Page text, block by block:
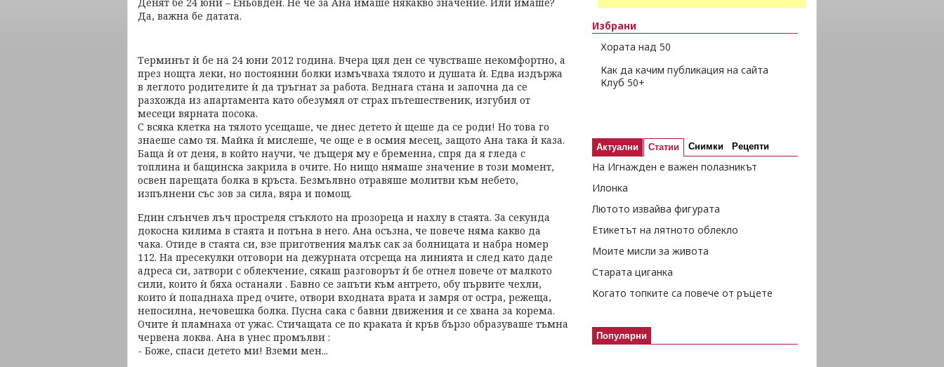
Да, важна бе датата.
Терминът ѝ бе на 24 юни 2012 година. Вчера цял ден се чувстваше некомфортно, а
през нощта леки, но постоянни болки измъчваха тялото и душата ѝ. Едва издържа
в леглото родителите ѝ да тръгнат за работа. Веднага стана и започна да се
разхожда из апартамента като обезумял от страх пътешественик, изгубил от
месеци вярната посока.
С всяка клетка на тялото усещаше, че днес детето ѝ щеше да се роди! Но това го
знаеше само тя. Майка ѝ мислеше, че още е в осмия месец, защото Ана така ѝ каза.
Баща ѝ от деня, в който научи, че дъщеря му е бременна, спря да я гледа с
топлина и бащинска закрила в очите. Но нищо нямаше значение в този момент,
освен парещата болка в кръста. Безмълвно отравяше молитви към небето,
изпълнени със зов за сила, вяра и помощ.
Един слънчев лъч простреля стъклото на прозореца и нахлу в стаята. За секунда
докосна килима в стаята и потъна в него. Ана осъзна, че повече няма какво да
чака. Отиде в стаята си, взе приготвения малък сак за болницата и набра номер
112. На пресекулки отговори на дежурната отсреща на линията и след като даде
адреса си, затвори с облекчение, сякаш разговорът ѝ бе отнел повече от малкото
сили, които ѝ бяха останали . Бавно се запъти към антрето, обу първите чехли,
които ѝ попаднаха пред очите, отвори входната врата и замря от остра, режеща,
непосилна, нечовешка болка. Пусна сака с бавни движения и се хвана за корема.
Очите ѝ пламнаха от ужас. Стичащата се по краката ѝ кръв бързо образуваше тъмна
червена локва. Ана в унес промълви :
- Боже, спаси детето ми! Вземи мен...
Избрани
Хората над 50
Как да качим публикация на сайта
Клуб 50+
Актуални Статии Снимки Рецепти
На Игнажден е важен полазникът
Илонка
Лютото извайва фигурата
Етикетът на лятното облекло
Моите мисли за живота
Старата циганка
Когато топките са повече от ръцете
Популярни